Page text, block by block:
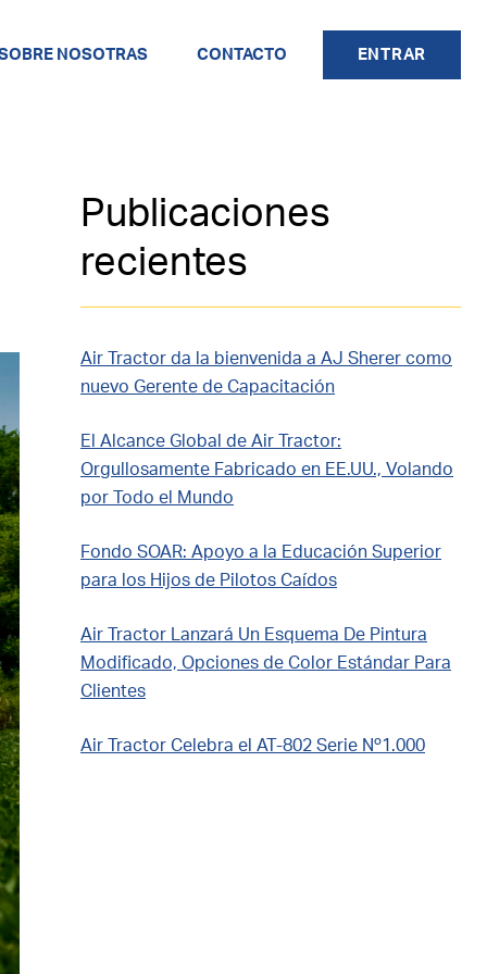
NOSOTRAS CONTACTO ENTRAR
Publicaciones
recientes
Air Tractor da la bienvenida a AJ Sherer como
nuevo Gerente de Capacitación
El Alcance Global de Air Tractor:
Orgullosamente Fabricado en EE.UU., Volando
por Todo el Mundo
Fondo SOAR: Apoyo a la Educación Superior
para los Hijos de Pilotos Caídos
Air Tractor Lanzará Un Esquema De Pintura
Modificado, Opciones de Color Estándar Para
Clientes
Air Tractor Celebra el AT-802 Serie Nº1.000